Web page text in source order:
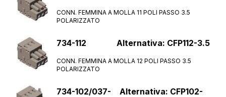
CONN. FEMMINA A MOLLA 11 POLI PASSO 3.5
POLARIZZATO
734-112 Alternativa: CFP112-3.5
CONN. FEMMINA A MOLLA 12 POLI PASSO 3.5
POLARIZZATO
734-102/037-
Alternativa: CFP102-